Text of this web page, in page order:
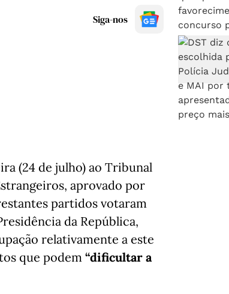
Siga-nos
(24 de julho) ao Tribunal
aprovado por
partidos votaram
da República,
relativamente a este
que podem“dificultar a